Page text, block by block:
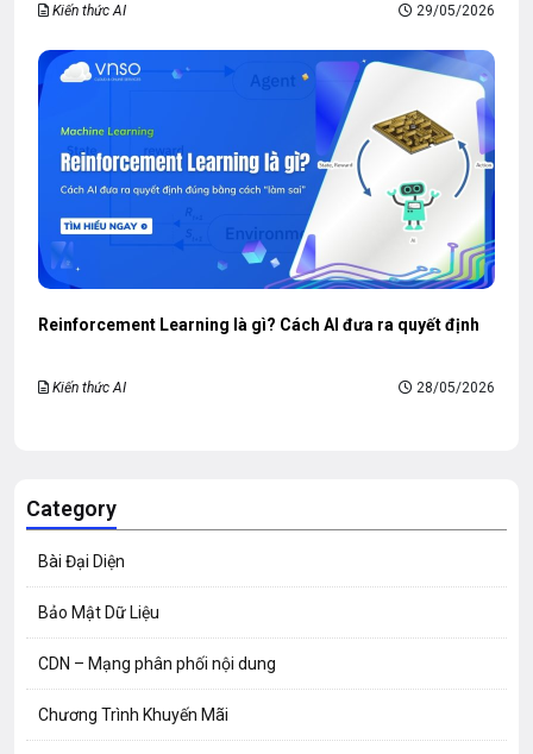
Kiến thức AI 29/05/2026
Reinforcement Learning là gì? Cách AI đưa ra quyết định
Kiến thức AI 28/05/2026
Category
Bài Đại Diện
Bảo Mật Dữ Liệu
CDN – Mạng phân phối nội dung
Chương Trình Khuyến Mãi